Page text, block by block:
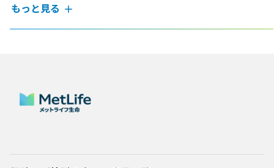
もっと見る